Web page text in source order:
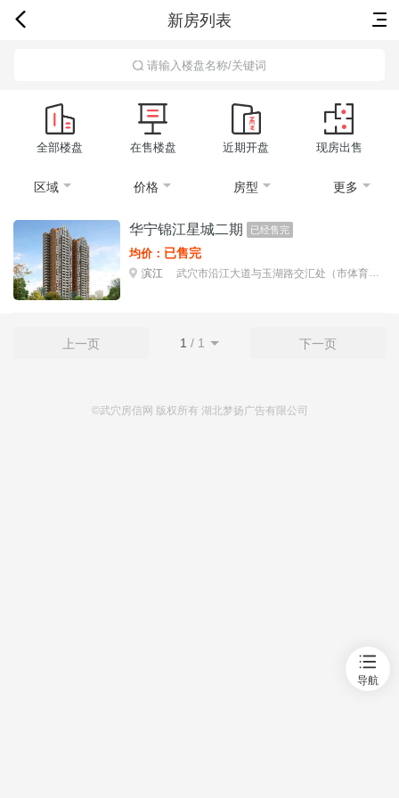
新房列表
出售
请输入楼盘名称/关键词
全部楼盘 在售楼盘 近期开盘 现房出售
区域 价格 房型 更多
华宁锦江星城二期 已经售完
均价： 已售完
滨江 武穴市沿江大道与玉湖路交汇处（市体育馆西
上一页 1 / 1 下一页
导航
©武穴房信网 版权所有 湖北梦扬广告有限公司